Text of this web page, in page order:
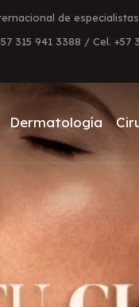
de
315 941 3388 / Cel. +57
Dermatología